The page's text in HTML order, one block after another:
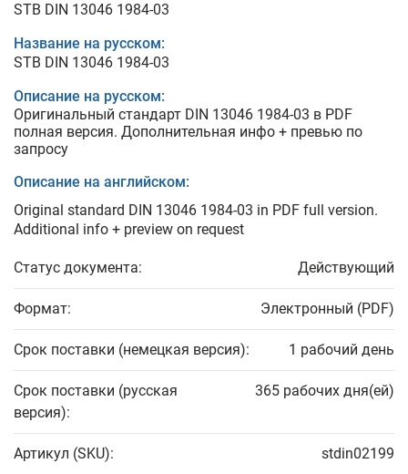
STB DIN 13046 1984-03
Название на русском:
STB DIN 13046 1984-03
Описание на русском:
Оригинальный стандарт DIN 13046 1984-03 в PDF
полная версия. Дополнительная инфо + превью по
запросу
Описание на английском:
Original standard DIN 13046 1984-03 in PDF full version.
Additional info + preview on request
Статус документа: Действующий
Формат: Электронный (PDF)
Срок поставки (немецкая версия): 1 рабочий день
Срок поставки (русская
версия):
365 рабочих дня(ей)
Артикул (SKU): stdin02199